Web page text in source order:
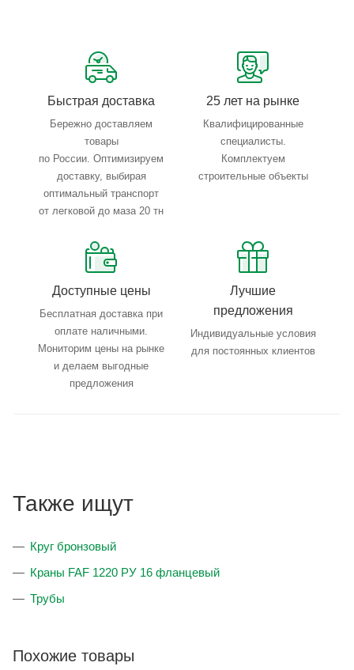
Тройной весовой контроль: въезд, погрузка, выезд
Быстрая доставка
Бережно доставляем
товары
по России. Оптимизируем
доставку, выбирая
оптимальный транспорт
от легковой до маза 20 тн
25 лет на рынке
Квалифицированные
специалисты.
Комплектуем
строительные объекты
Доступные цены
Бесплатная доставка при
оплате наличными.
Мониторим цены на рынке
и делаем выгодные
предложения
Лучшие
предложения
Индивидуальные условия
для постоянных клиентов
Также ищут
Круг бронзовый
Краны FAF 1220 РУ 16 фланцевый
Трубы
Похожие товары